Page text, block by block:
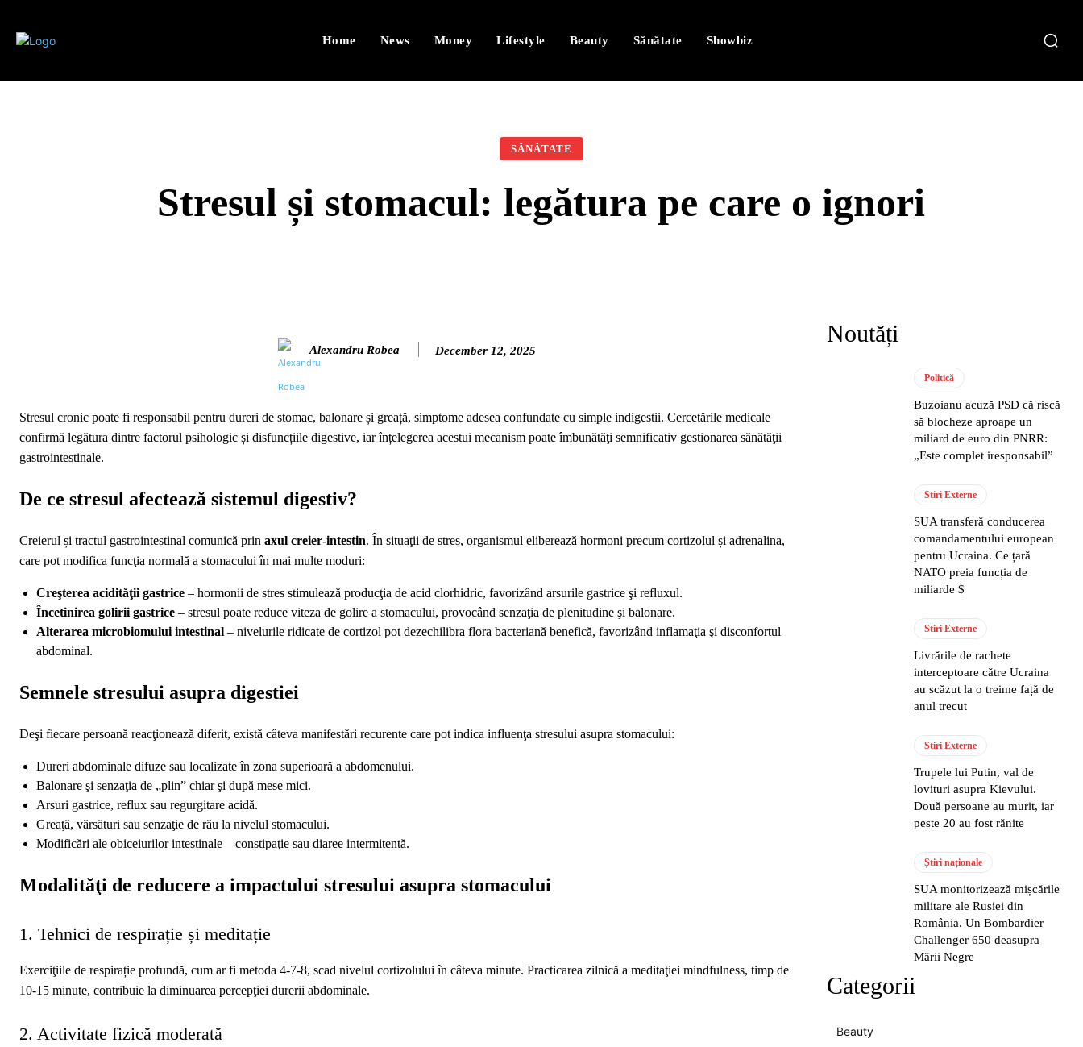
Home News Money Lifestyle Beauty Sănătate Showbiz
SĂNĂTATE
Stresul și stomacul: legătura pe care o ignori
Alexandru Robea December 12, 2025
Stresul cronic poate fi responsabil pentru dureri de stomac, balonare și greață, simptome adesea confundate cu simple indigestii. Cercetările medicale
confirmă legătura dintre factorul psihologic și disfuncțiile digestive, iar înțelegerea acestui mecanism poate îmbunătăţi semnificativ gestionarea sănătăţii
gastrointestinale.
De ce stresul afectează sistemul digestiv?
Creierul și tractul gastrointestinal comunică prin axul creier‑intestin. În situaţii de stres, organismul eliberează hormoni precum cortizolul și adrenalina,
care pot modifica funcţia normală a stomacului în mai multe moduri:
Creşterea acidităţii gastrice – hormonii de stres stimulează producţia de acid clorhidric, favorizând arsurile gastrice şi refluxul.
Încetinirea golirii gastrice – stresul poate reduce viteza de golire a stomacului, provocând senzaţia de plenitudine şi balonare.
Alterarea microbiomului intestinal – nivelurile ridicate de cortizol pot dezechilibra flora bacteriană benefică, favorizând inflamaţia şi disconfortul
abdominal.
Semnele stresului asupra digestiei
Deşi fiecare persoană reacţionează diferit, există câteva manifestări recurente care pot indica influenţa stresului asupra stomacului:
Dureri abdominale difuze sau localizate în zona superioară a abdomenului.
Balonare şi senzaţia de „plin” chiar şi după mese mici.
Arsuri gastrice, reflux sau regurgitare acidă.
Greaţă, vărsături sau senzaţie de rău la nivelul stomacului.
Modificări ale obiceiurilor intestinale – constipaţie sau diaree intermitentă.
Modalităţi de reducere a impactului stresului asupra stomacului
1. Tehnici de respirație și meditație
Exerciţiile de respirație profundă, cum ar fi metoda 4‑7‑8, scad nivelul cortizolului în câteva minute. Practicarea zilnică a meditaţiei mindfulness, timp de
10‑15 minute, contribuie la diminuarea percepţiei durerii abdominale.
2. Activitate fizică moderată
Noutăți
Politică
Buzoianu acuză PSD că riscă
să blocheze aproape un
miliard de euro din PNRR:
„Este complet iresponsabil”
Stiri Externe
SUA transferă conducerea
comandamentului european
pentru Ucraina. Ce țară
NATO preia funcția de
miliarde $
Stiri Externe
Livrările de rachete
interceptoare către Ucraina
au scăzut la o treime față de
anul trecut
Stiri Externe
Trupele lui Putin, val de
lovituri asupra Kievului.
Două persoane au murit, iar
peste 20 au fost rănite
Știri naționale
SUA monitorizează mișcările
militare ale Rusiei din
România. Un Bombardier
Challenger 650 deasupra
Mării Negre
Categorii
Beauty